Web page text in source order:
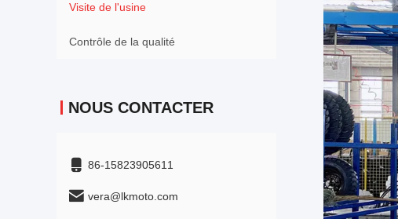
Visite de l'usine
Contrôle de la qualité
NOUS CONTACTER
86-15823905611
vera@lkmoto.com